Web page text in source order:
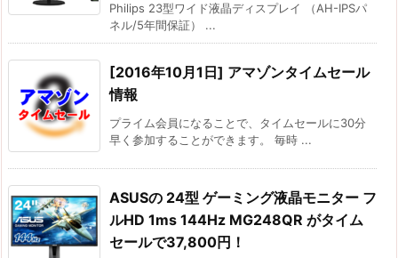
Philips 23型ワイド液晶ディスプレイ （AH-IPSパ
ネル/5年間保証） ...
[2016年10月1日] アマゾンタイムセール
情報
プライム会員になることで、タイムセールに30分
早く参加することができます。 毎時 ...
ASUSの 24型 ゲーミング液晶モニター フ
ルHD 1ms 144Hz MG248QR がタイム
セールで37,800円！